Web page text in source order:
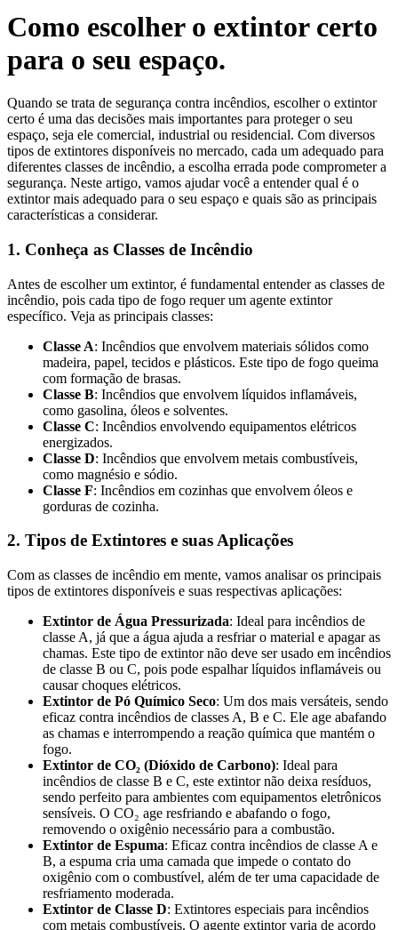
Como escolher o extintor certo
para o seu espaço.
Quando se trata de segurança contra incêndios, escolher o extintor
certo é uma das decisões mais importantes para proteger o seu
espaço, seja ele comercial, industrial ou residencial. Com diversos
tipos de extintores disponíveis no mercado, cada um adequado para
diferentes classes de incêndio, a escolha errada pode comprometer a
segurança. Neste artigo, vamos ajudar você a entender qual é o
extintor mais adequado para o seu espaço e quais são as principais
características a considerar.
1. Conheça as Classes de Incêndio
Antes de escolher um extintor, é fundamental entender as classes de
incêndio, pois cada tipo de fogo requer um agente extintor
específico. Veja as principais classes:
Classe A: Incêndios que envolvem materiais sólidos como
madeira, papel, tecidos e plásticos. Este tipo de fogo queima
com formação de brasas.
Classe B: Incêndios que envolvem líquidos inflamáveis,
como gasolina, óleos e solventes.
Classe C: Incêndios envolvendo equipamentos elétricos
energizados.
Classe D: Incêndios que envolvem metais combustíveis,
como magnésio e sódio.
Classe F: Incêndios em cozinhas que envolvem óleos e
gorduras de cozinha.
2. Tipos de Extintores e suas Aplicações
Com as classes de incêndio em mente, vamos analisar os principais
tipos de extintores disponíveis e suas respectivas aplicações:
Extintor de Água Pressurizada: Ideal para incêndios de
classe A, já que a água ajuda a resfriar o material e apagar as
chamas. Este tipo de extintor não deve ser usado em incêndios
de classe B ou C, pois pode espalhar líquidos inflamáveis ou
causar choques elétricos.
Extintor de Pó Químico Seco: Um dos mais versáteis, sendo
eficaz contra incêndios de classes A, B e C. Ele age abafando
as chamas e interrompendo a reação química que mantém o
fogo.
Extintor de CO₂ (Dióxido de Carbono): Ideal para
incêndios de classe B e C, este extintor não deixa resíduos,
sendo perfeito para ambientes com equipamentos eletrônicos
sensíveis. O CO₂ age resfriando e abafando o fogo,
removendo o oxigênio necessário para a combustão.
Extintor de Espuma: Eficaz contra incêndios de classe A e
B, a espuma cria uma camada que impede o contato do
oxigênio com o combustível, além de ter uma capacidade de
resfriamento moderada.
Extintor de Classe D: Extintores especiais para incêndios
com metais combustíveis. O agente extintor varia de acordo